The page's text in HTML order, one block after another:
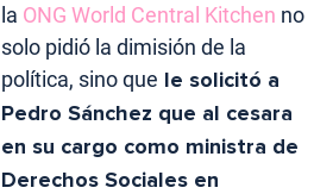
la ONG World Central Kitchen no
solo pidió la dimisión de la
política, sino que le solicitó a
Pedro Sánchez que al cesara
en su cargo como ministra de
Derechos Sociales en